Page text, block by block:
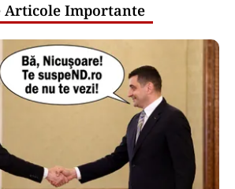
Articole Importante